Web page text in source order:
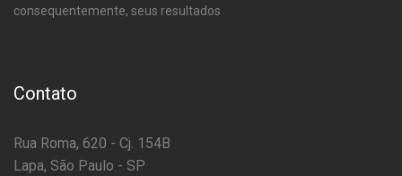
consequentemente, seus resultados
Contato
Rua Roma, 620 - Cj. 154B
Lapa, São Paulo - SP